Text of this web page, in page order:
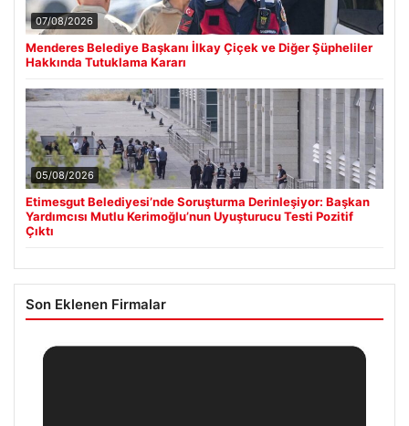
07/08/2026
Menderes Belediye Başkanı İlkay Çiçek ve Diğer Şüpheliler
Hakkında Tutuklama Kararı
05/08/2026
Etimesgut Belediyesi’nde Soruşturma Derinleşiyor: Başkan
Yardımcısı Mutlu Kerimoğlu’nun Uyuşturucu Testi Pozitif
Çıktı
Son Eklenen Firmalar